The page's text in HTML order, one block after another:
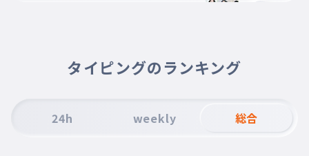
KiiiKiii
タイピングのランキング
24h weekly 総合